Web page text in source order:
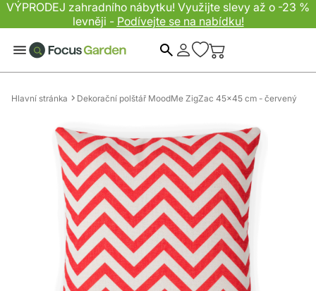
VÝPRODEJ zahradního nábytku! Využijte slevy až o -23 %
levněji - Podívejte se na nabídku!
Hlavní stránka Dekorační polštář MoodMe ZigZac 45x45 cm - červený